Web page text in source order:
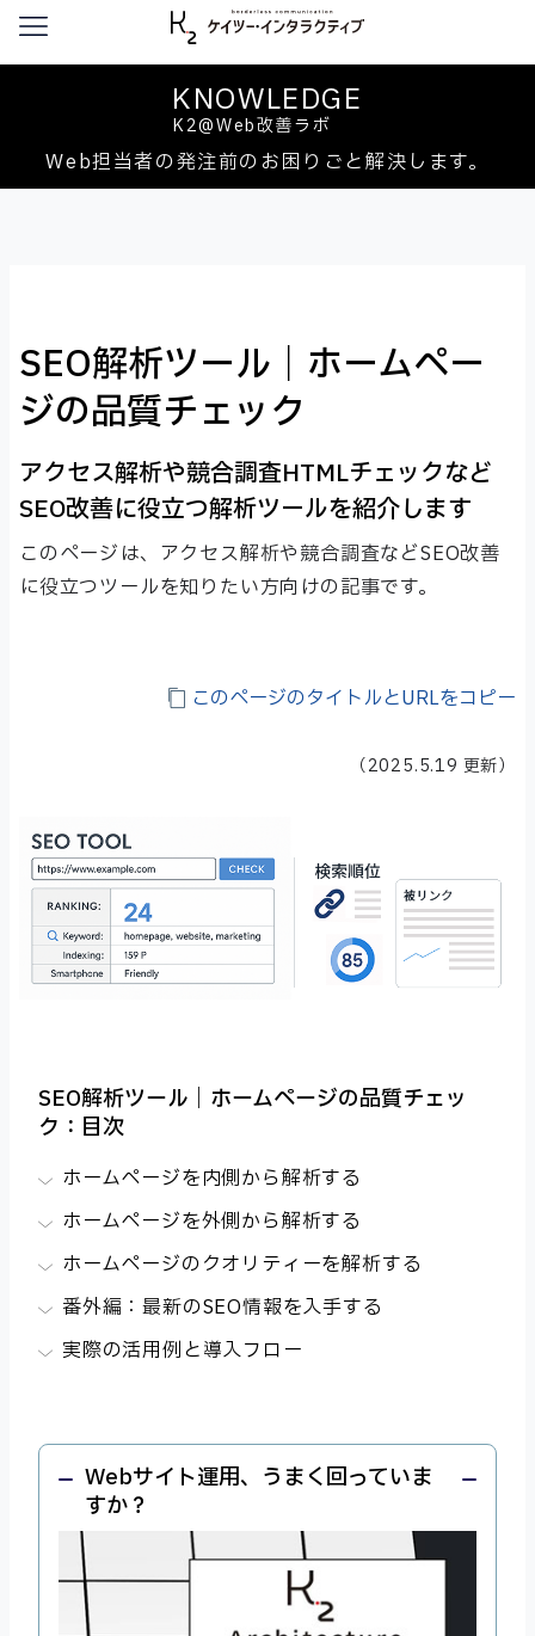
本文へ移動
KNOWLEDGE
K2@Web改善ラボ
Web担当者の発注前のお困りごと解決します。
SEO解析ツール｜ホームペー
ジの品質チェック
アクセス解析や競合調査HTMLチェックなど
SEO改善に役立つ解析ツールを紹介します
このページは、アクセス解析や競合調査などSEO改善
に役立つツールを知りたい方向けの記事です。
このページのタイトルとURLをコピー
（2025.5.19 更新）
SEO解析ツール｜ホームページの品質チェッ
ク：目次
ホームページを内側から解析する
ホームページを外側から解析する
ホームページのクオリティーを解析する
番外編：最新のSEO情報を入手する
実際の活用例と導入フロー
Webサイト運用、うまく回っていま
すか？